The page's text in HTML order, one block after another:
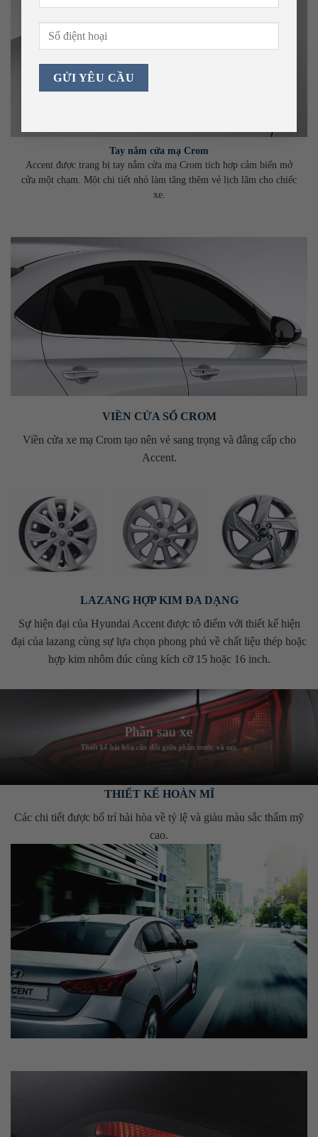
Tay nắm cửa mạ Crom
Accent được trang bị tay nắm cửa mạ Crom tích hợp cảm biến mở
cửa một chạm. Một chi tiết nhỏ làm tăng thêm vẻ lịch lãm cho chiếc
xe.
VIỀN CỬA SỔ CROM
Viền cửa xe mạ Crom tạo nên vẻ sang trọng và đẳng cấp cho
Accent.
LAZANG HỢP KIM ĐA DẠNG
Sự hiện đại của Hyundai Accent được tô điểm với thiết kế hiện
đại của lazang cùng sự lựa chọn phong phú về chất liệu thép hoặc
hợp kim nhôm đúc cùng kích cỡ 15 hoặc 16 inch.
Phần sau xe
Thiết kế hài hòa cân đối giữa phần trước và sau
THIẾT KẾ HOÀN MĨ
Các chi tiết được bố trí hài hòa về tỷ lệ và giàu màu sắc thẩm mỹ
cao.